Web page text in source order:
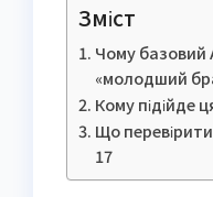
Зміст
Чому базовий
«молодший
Кому підійде
Що
17